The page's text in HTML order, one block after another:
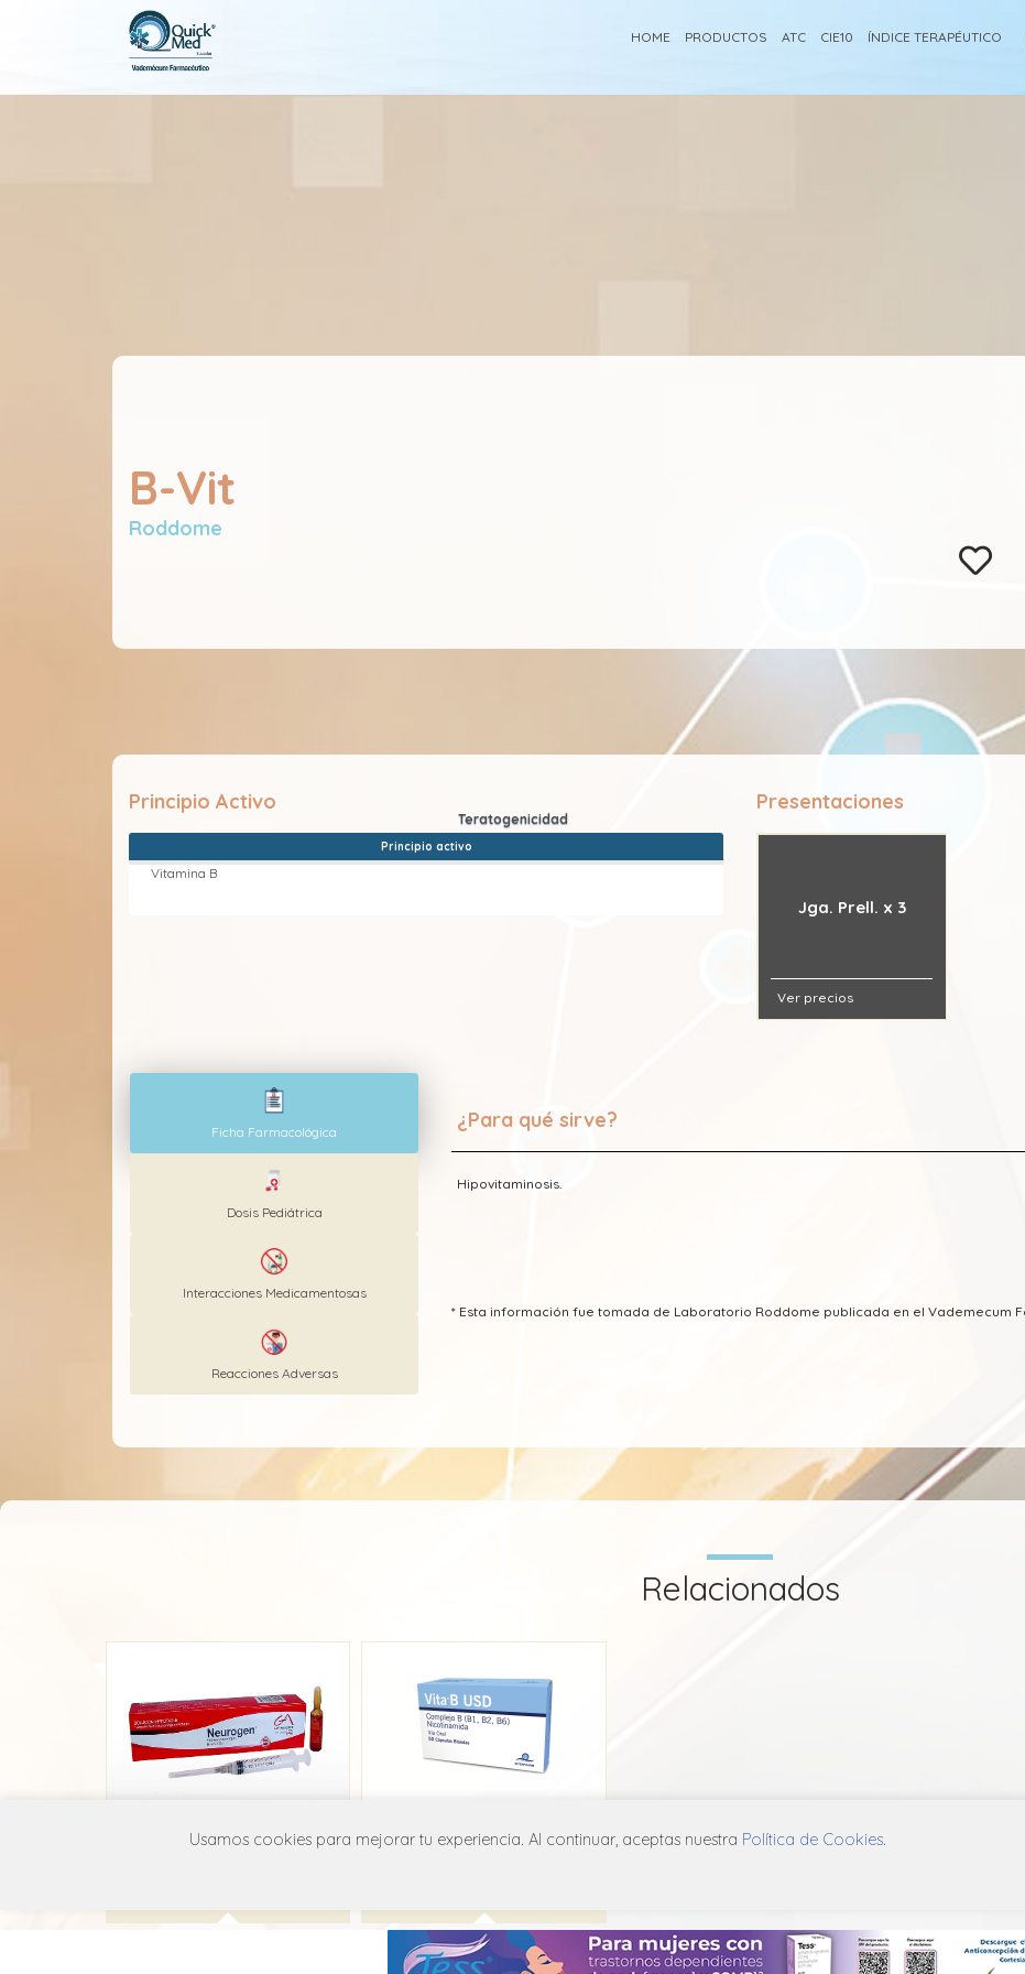
HOME PRODUCTOS ATC CIE10 ÍNDICE TERAPÉUTICO
B-Vit
Roddome
Principio Activo
Principio activo
Vitamina B
Presentaciones
Jga. Prell. x 3
Ver precios
Ficha Farmacológica
Dosis Pediátrica
Interacciones Medicamentosas
Reacciones Adversas
¿Para qué sirve?
Hipovitaminosis.
* Esta información fue tomada de Laboratorio Roddome publicada en el Vademecum
Relacionados
Neurogen Vita B
Usamos cookies para mejorar tu experiencia. Al continuar, aceptas nuestra Política de Cookies.